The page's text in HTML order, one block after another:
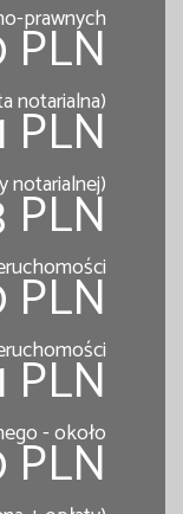
prawnych
PLN
notarialna)
PLN
notarialnej)
PLN
PLN
PLN
- około